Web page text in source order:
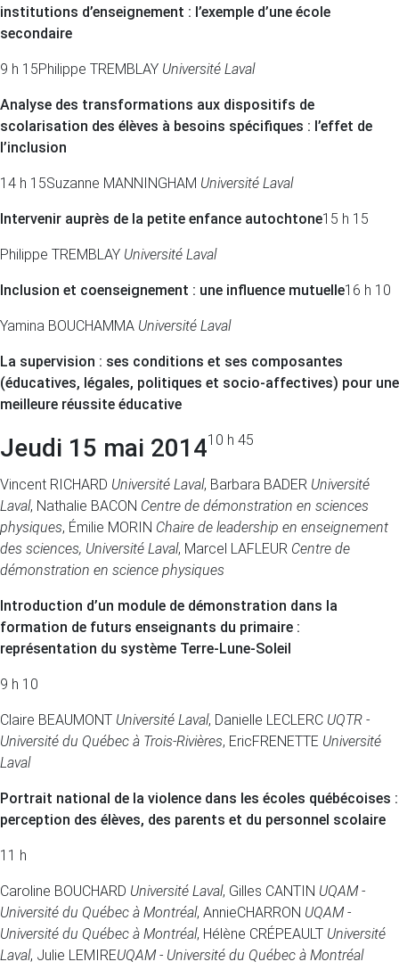
institutions d’enseignement : l’exemple d’une école
secondaire
9 h 15Philippe TREMBLAY Université Laval
Analyse des transformations aux dispositifs de
scolarisation des élèves à besoins spécifiques : l’effet de
l’inclusion
14 h 15Suzanne MANNINGHAM Université Laval
Intervenir auprès de la petite enfance autochtone15 h 15
Philippe TREMBLAY Université Laval
Inclusion et coenseignement : une influence mutuelle16 h 10
Yamina BOUCHAMMA Université Laval
La supervision : ses conditions et ses composantes
(éducatives, légales, politiques et socio-affectives) pour une
meilleure réussite éducative
Jeudi 15 mai 201410 h 45
Vincent RICHARD Université Laval, Barbara BADER Université
Laval, Nathalie BACON Centre de démonstration en sciences
physiques, Émilie MORIN Chaire de leadership en enseignement
des sciences, Université Laval, Marcel LAFLEUR Centre de
démonstration en science physiques
Introduction d’un module de démonstration dans la
formation de futurs enseignants du primaire :
représentation du système Terre-Lune-Soleil
9 h 10
Claire BEAUMONT Université Laval, Danielle LECLERC UQTR -
Université du Québec à Trois-Rivières, EricFRENETTE Université
Laval
Portrait national de la violence dans les écoles québécoises :
perception des élèves, des parents et du personnel scolaire
11 h
Caroline BOUCHARD Université Laval, Gilles CANTIN UQAM -
Université du Québec à Montréal, AnnieCHARRON UQAM -
Université du Québec à Montréal, Hélène CRÉPEAULT Université
Laval, Julie LEMIREUQAM - Université du Québec à Montréal